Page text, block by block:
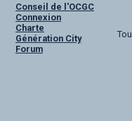
Conseil de l'OCGC
Connexion
Charte
Génération City
Forum